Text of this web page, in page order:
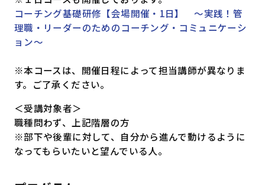
コーチング基礎研修【会場開催・1日】 ～実践！管
理職・リーダーのためのコーチング・コミュニケーシ
ョン～
※本コースは、開催日程によって担当講師が異なりま
す。ご了承ください。
＜受講対象者＞
職種問わず、上記階層の方
※部下や後輩に対して、自分から進んで動けるように
なってもらいたいと望んでいる人。